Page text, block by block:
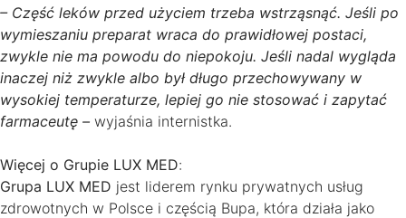
– Część leków przed użyciem trzeba wstrząsnąć. Jeśli po
wymieszaniu preparat wraca do prawidłowej postaci,
zwykle nie ma powodu do niepokoju. Jeśli nadal wygląda
inaczej niż zwykle albo był długo przechowywany w
wysokiej temperaturze, lepiej go nie stosować i zapytać
farmaceutę – wyjaśnia internistka.
Więcej o Grupie LUX MED:
Grupa LUX MED jest liderem rynku prywatnych usług
zdrowotnych w Polsce i częścią Bupa, która działa jako